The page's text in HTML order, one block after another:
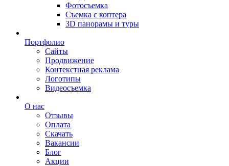
Фотосъемка
Съемка с коптера
3D панорамы и туры
Портфолио
Сайты
Продвижение
Контекстная реклама
Логотипы
Видеосъемка
О нас
Отзывы
Оплата
Скачать
Вакансии
Блог
Акции